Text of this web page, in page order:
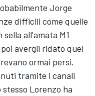
Jorge
difficili come quelle
all'amata M1
avergli ridato quel
ormai persi.
tramite i canali
stesso Lorenzo ha